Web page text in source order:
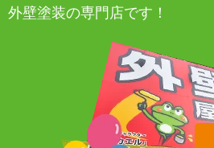
外壁塗装の専門店です！